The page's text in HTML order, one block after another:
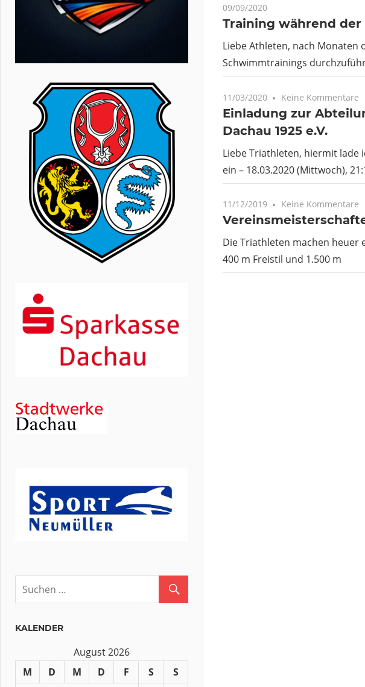
09/09/2020
Training während der
Liebe Athleten, nach Monaten
Schwimmtrainings
11/03/2020 Keine Kommentare
Einladung zur
Dachau 1925 e.V.
Liebe Triathleten, hiermit lade
ein – 18.03.2020 (Mittwoch),
11/12/2019 Keine Kommentare
Die Triathleten machen heuer
400 m Freistil und 1.500 m
KALENDER
August 2026
M
D M D F S
S